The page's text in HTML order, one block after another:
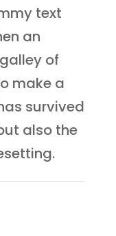
text
an
of
make a
survived
also the